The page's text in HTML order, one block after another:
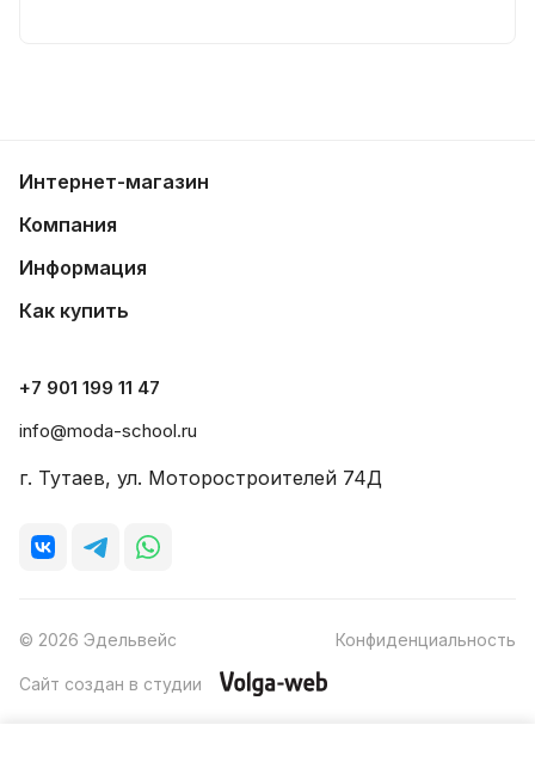
Интернет-магазин
Компания
Информация
Как купить
+7 901 199 11 47
info@moda-school.ru
г. Тутаев, ул. Моторостроителей 74Д
© 2026 Эдельвейс Конфиденциальность
Сайт создан в студии